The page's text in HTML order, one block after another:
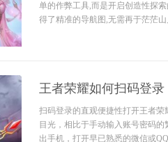
单的作弊工具,而是开启创造性探
得了精准的导航图,无需再于茫茫
王者荣耀如何扫码登
扫码登录的直观便捷性打开王者
目光，相比于手动输入账号密码
出手机，打开早已熟悉的微信或